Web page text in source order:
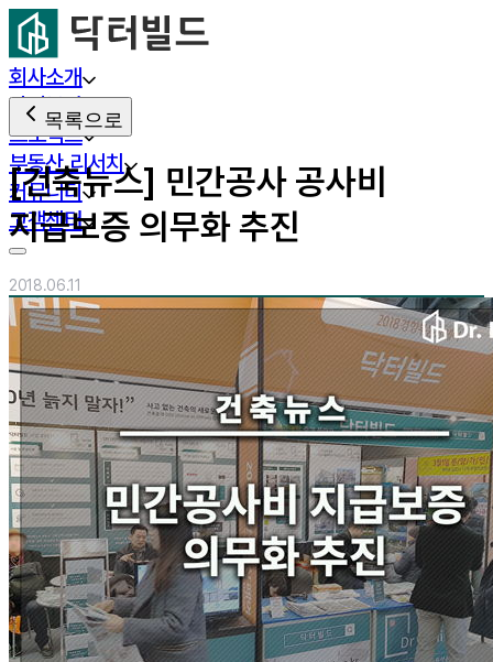
회사소개
사업분야
프로젝트
부동산 리서치
커뮤니티
고객센터
목록으로
[건축뉴스] 민간공사 공사비
지급보증 의무화 추진
2018.06.11